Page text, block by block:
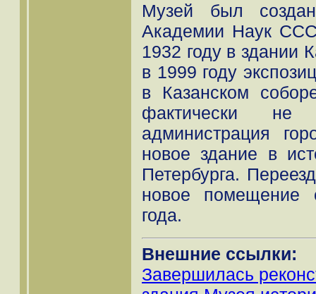
Музей был
Академии Наук
1932 году в здании
в 1999 году
в Казанском
фактически не
администрация
новое здание в
Петербурга.
новое помещение
года.
Внешние ссылки:
Завершилась